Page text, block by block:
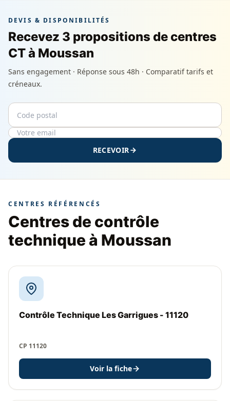
DEVIS & DISPONIBILITÉS
Recevez 3 propositions de centres
CT à Moussan
Sans engagement · Réponse sous 48h · Comparatif tarifs et
créneaux.
Code postal
Email
RECEVOIR
CENTRES RÉFÉRENCÉS
Centres de contrôle
technique à Moussan
Contrôle Technique Les Garrigues - 11120
CP 11120
Voir la fiche